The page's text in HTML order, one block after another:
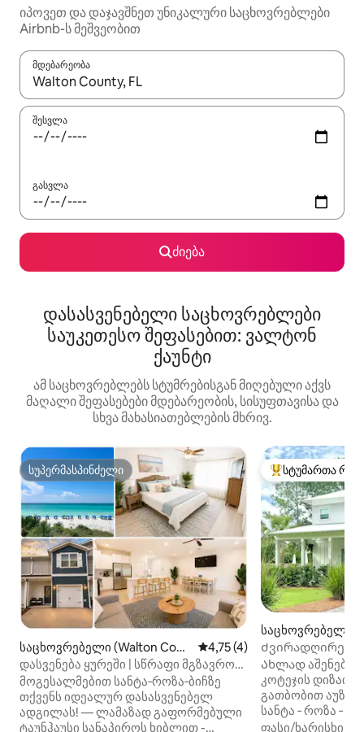
იპოვეთ და დაჯავშნეთ უნიკალური საცხოვრებლები
Airbnb-ს მეშვეობით
მდებარეობა
როცა შედეგები ხელმისაწვდომი გახდება, ნავიგაციისთვის
შესვლა
გასვლა
ძიება
დასასვენებელი საცხოვრებლები
საუკეთესო შეფასებით: ვალტონ
ქაუნტი
ამ საცხოვრებლებს სტუმრებისგან მიღებული აქვს
მაღალი შეფასებები მდებარეობის, სისუფთავისა და
სხვა მახასიათებლების მხრივ.
სუპერმასპინძელი
სუპერმასპინძელი
საცხოვრებელი (Walton Coun
ty)
საშუალო შეფასებაა 5‑დან
4,75 (4)
დასვენება ყურეში | სწრაფი მგზავრობა
პლაჟამდე | 6‑ადგილიანი
მოგესალმებით სანტა‑როზა‑ბიჩზე
თქვენს იდეალურ დასასვენებელ
ადგილას! — ლამაზად გაფორმებული
ტაუნჰაუსი სანაპიროს ხიბლით -
სტუმართა
სტუმართა
საცხოვრებელი
a Beach)
პირადი აუზი
Ახლად
კოტეჯის
გათბობით
სანტა ‑ როზა ‑
მოშორებით. Ეს
ფასი/ხარისხი